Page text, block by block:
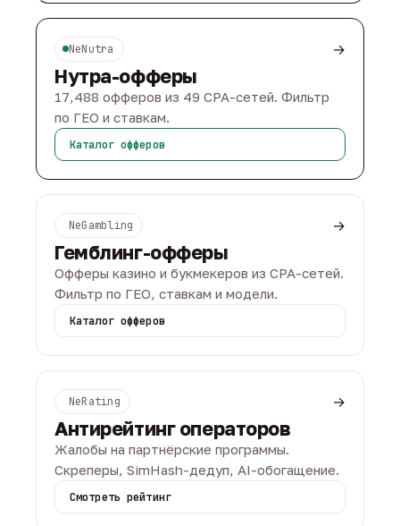
NeNutra →
Нутра-офферы
17,488 офферов из 49 CPA-сетей. Фильтр
по ГЕО и ставкам.
Каталог офферов
NeGambling →
Гемблинг-офферы
Офферы казино и букмекеров из CPA-сетей.
Фильтр по ГЕО, ставкам и модели.
Каталог офферов
NeRating →
Антирейтинг операторов
Жалобы на партнёрские программы.
Скреперы, SimHash-дедуп, AI-обогащение.
Смотреть рейтинг